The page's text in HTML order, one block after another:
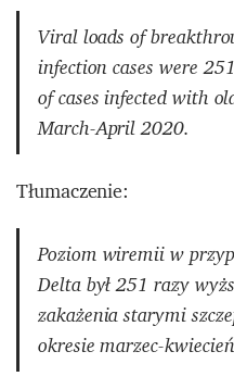
Viral loads of
infection cases were
of cases infected with
March-April 2020.
Tłumaczenie:
Poziom wiremii w
Delta był 251 razy
zakażenia starymi
okresie marzec-